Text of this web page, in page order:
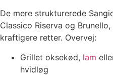
De mere strukturerede
Classico Riserva og
kraftigere retter. Overvej:
Grillet oksekød, lam
hvidløg